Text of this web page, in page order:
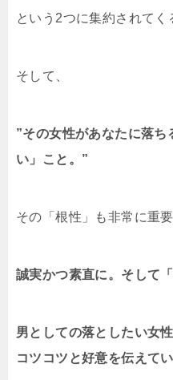
という2つに集約されてく
そして、
”その女性があなたに落
い」こと。”
その「根性」も非常に重
誠実かつ素直に。そして
男としての落としたい女
コツコツと好意を伝えてい